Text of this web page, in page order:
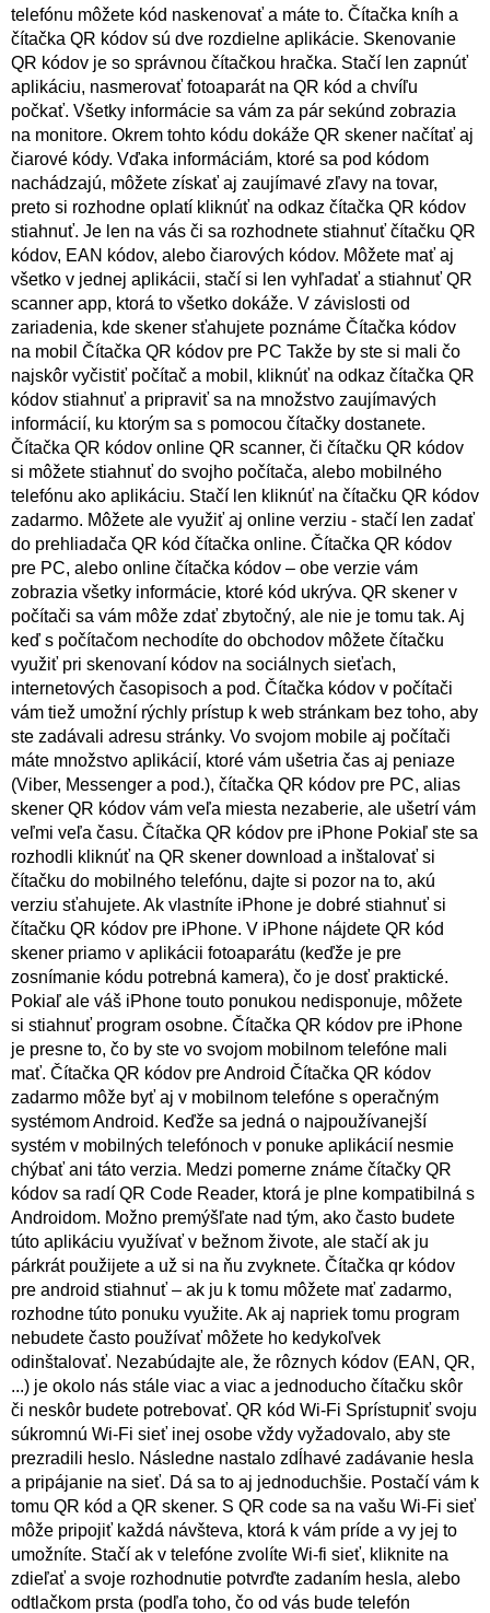
telefónu môžete kód naskenovať a máte to. Čítačka kníh a
čítačka QR kódov sú dve rozdielne aplikácie. Skenovanie
QR kódov je so správnou čítačkou hračka. Stačí len zapnúť
aplikáciu, nasmerovať fotoaparát na QR kód a chvíľu
počkať. Všetky informácie sa vám za pár sekúnd zobrazia
na monitore. Okrem tohto kódu dokáže QR skener načítať aj
čiarové kódy. Vďaka informáciám, ktoré sa pod kódom
nachádzajú, môžete získať aj zaujímavé zľavy na tovar,
preto si rozhodne oplatí kliknúť na odkaz čítačka QR kódov
stiahnuť. Je len na vás či sa rozhodnete stiahnuť čítačku QR
kódov, EAN kódov, alebo čiarových kódov. Môžete mať aj
všetko v jednej aplikácii, stačí si len vyhľadať a stiahnuť QR
scanner app, ktorá to všetko dokáže. V závislosti od
zariadenia, kde skener sťahujete poznáme Čítačka kódov
na mobil Čítačka QR kódov pre PC Takže by ste si mali čo
najskôr vyčistiť počítač a mobil, kliknúť na odkaz čítačka QR
kódov stiahnuť a pripraviť sa na množstvo zaujímavých
informácií, ku ktorým sa s pomocou čítačky dostanete.
Čítačka QR kódov online QR scanner, či čítačku QR kódov
si môžete stiahnuť do svojho počítača, alebo mobilného
telefónu ako aplikáciu. Stačí len kliknúť na čítačku QR kódov
zadarmo. Môžete ale využiť aj online verziu - stačí len zadať
do prehliadača QR kód čítačka online. Čítačka QR kódov
pre PC, alebo online čítačka kódov – obe verzie vám
zobrazia všetky informácie, ktoré kód ukrýva. QR skener v
počítači sa vám môže zdať zbytočný, ale nie je tomu tak. Aj
keď s počítačom nechodíte do obchodov môžete čítačku
využiť pri skenovaní kódov na sociálnych sieťach,
internetových časopisoch a pod. Čítačka kódov v počítači
vám tiež umožní rýchly prístup k web stránkam bez toho, aby
ste zadávali adresu stránky. Vo svojom mobile aj počítači
máte množstvo aplikácií, ktoré vám ušetria čas aj peniaze
(Viber, Messenger a pod.), čítačka QR kódov pre PC, alias
skener QR kódov vám veľa miesta nezaberie, ale ušetrí vám
veľmi veľa času. Čítačka QR kódov pre iPhone Pokiaľ ste sa
rozhodli kliknúť na QR skener download a inštalovať si
čítačku do mobilného telefónu, dajte si pozor na to, akú
verziu sťahujete. Ak vlastníte iPhone je dobré stiahnuť si
čítačku QR kódov pre iPhone. V iPhone nájdete QR kód
skener priamo v aplikácii fotoaparátu (keďže je pre
zosnímanie kódu potrebná kamera), čo je dosť praktické.
Pokiaľ ale váš iPhone touto ponukou nedisponuje, môžete
si stiahnuť program osobne. Čítačka QR kódov pre iPhone
je presne to, čo by ste vo svojom mobilnom telefóne mali
mať. Čítačka QR kódov pre Android Čítačka QR kódov
zadarmo môže byť aj v mobilnom telefóne s operačným
systémom Android. Keďže sa jedná o najpoužívanejší
systém v mobilných telefónoch v ponuke aplikácií nesmie
chýbať ani táto verzia. Medzi pomerne známe čítačky QR
kódov sa radí QR Code Reader, ktorá je plne kompatibilná s
Androidom. Možno premýšľate nad tým, ako často budete
túto aplikáciu využívať v bežnom živote, ale stačí ak ju
párkrát použijete a už si na ňu zvyknete. Čítačka qr kódov
pre android stiahnuť – ak ju k tomu môžete mať zadarmo,
rozhodne túto ponuku využite. Ak aj napriek tomu program
nebudete často používať môžete ho kedykoľvek
odinštalovať. Nezabúdajte ale, že rôznych kódov (EAN, QR,
...) je okolo nás stále viac a viac a jednoducho čítačku skôr
či neskôr budete potrebovať. QR kód Wi-Fi Sprístupniť svoju
súkromnú Wi-Fi sieť inej osobe vždy vyžadovalo, aby ste
prezradili heslo. Následne nastalo zdĺhavé zadávanie hesla
a pripájanie na sieť. Dá sa to aj jednoduchšie. Postačí vám k
tomu QR kód a QR skener. S QR code sa na vašu Wi-Fi sieť
môže pripojiť každá návšteva, ktorá k vám príde a vy jej to
umožníte. Stačí ak v telefóne zvolíte Wi-fi sieť, kliknite na
zdieľať a svoje rozhodnutie potvrďte zadaním hesla, alebo
odtlačkom prsta (podľa toho, čo od vás bude telefón